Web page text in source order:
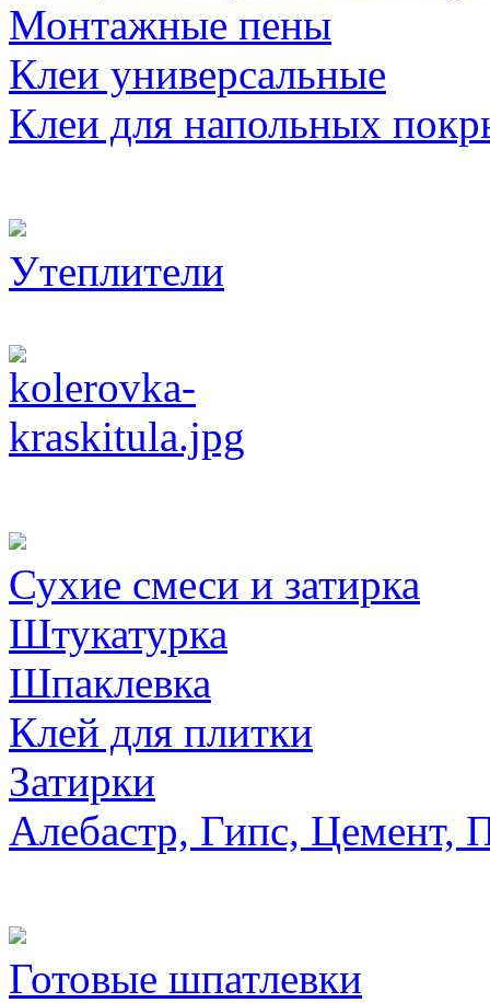
Монтажные пены
Клеи универсальные
Клеи для напольных
Утеплители
Сухие смеси и затирка
Штукатурка
Шпаклевка
Клей для плитки
Затирки
Алебастр, Гипс, Цемент,
Готовые шпатлевки